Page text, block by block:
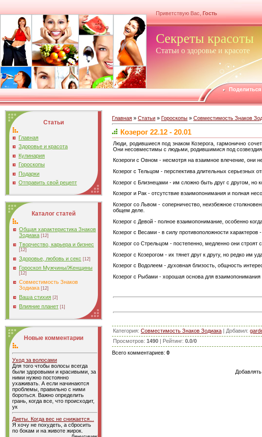
Приветствую Вас, Гость
Секреты красоты
Статьи о здоровье и красоте
Статьи
Главная
Здоровье и красота
Кулинария
Гороскопы
Подарки
Отправить свой рецепт
Каталог статей
Общая характеристика Знаков
Зодиака [12]
Творчество, карьера и бизнес
[12]
Здоровье, любовь и секс [12]
Гороскоп Мужчины/Женщины
[12]
Совместимость Знаков
Зодиака [12]
Ваша стихия [2]
Влияние планет [1]
Новые комментарии
Уход за волосами
Для того чтобы волосы всегда
были здоровыми и красивыми, за
ними нужно постоянно
ухаживать. А если начинаются
проблемы, правильно с ними
бороться. Важно определить
грань, когда все, что происходит,
ук
Диеты. Когда вес не снижается...
Я хочу не похудеть, а сбросить
по бокам и на животе жирок.
Главная » Статьи » Гороскопы » Совместимость Знаков
Козерог 22.12 - 20.01
Люди, родившиеся под знаком Козерога, гармонично
Они несовместимы с людьми, родившимися под
Козероги с Овном - несмотря на взаимное влечение, они
Козерог с Тельцом - перспектива длительных серьезных
Козерог с Близнецами - им сложно быть друг с другом, но
Козерог и Рак - отсутствие взаимопонимания и полная
Козерог со Львом - соперничество, неизбежное
общем деле.
Козерог с Девой - полное взаимопонимание, особенно
Козерог с Весами - в силу противоположности
Козерог со Стрельцом - постепенно, медленно они строят
Козерог с Козерогом - их тянет друг к другу, но редко им
Козерог с Водолеем - духовная близость, общность
Козерог с Рыбами - хорошая основа для
Категория: Совместимость Знаков Зодиака | Добавил:
Просмотров: 1490 | Рейтинг: 0.0/0
Всего комментариев: 0